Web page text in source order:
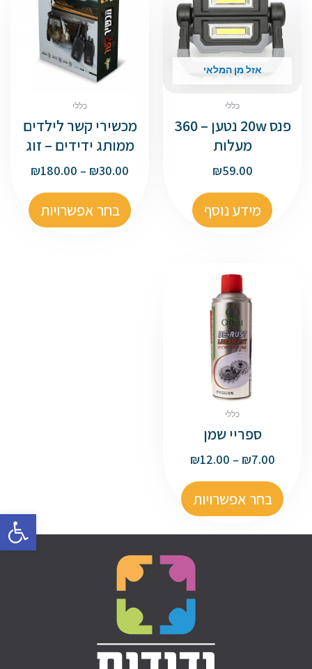
פתח
אזל מן המלאי
כללי
פנס 20w נטען – 360
מעלות
₪59.00
מידע נוסף
כללי
מכשירי קשר לילדים
ממותג ידידים – זוג
₪30.00
–
₪180.00
בחר אפשרויות
כללי
ספריי שמן
₪7.00
–
₪12.00
בחר אפשרויות